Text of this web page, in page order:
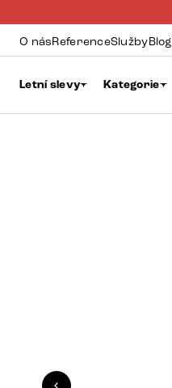
O násReferenceSlužbyBlog
Letní slevy Kategorie